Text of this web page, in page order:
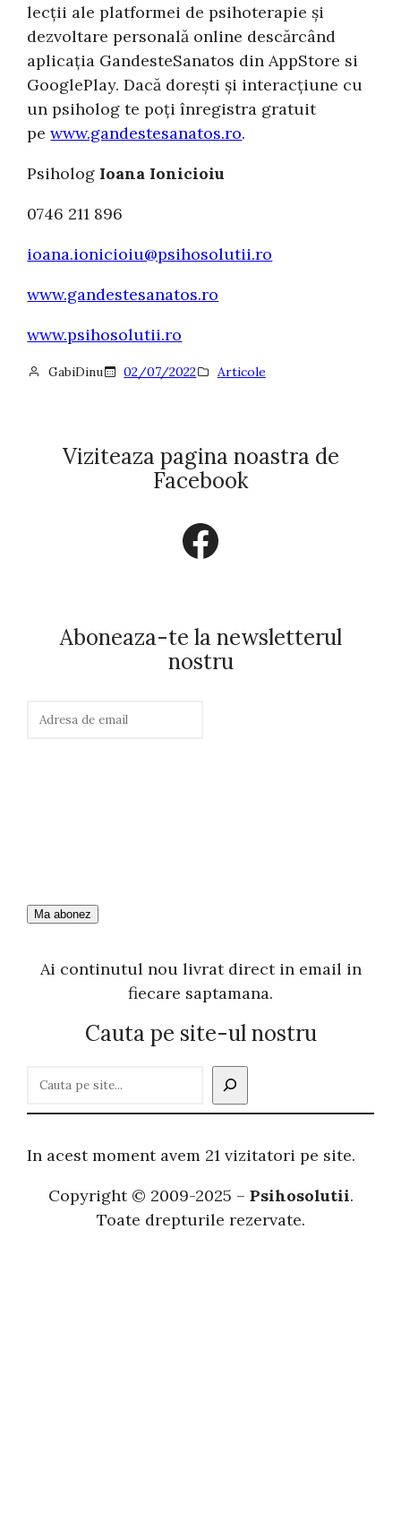
lecții ale platformei de psihoterapie și
dezvoltare personală online descărcând
aplicația GandesteSanatos din AppStore si
GooglePlay. Dacă dorești și interacțiune cu
un psiholog te poți înregistra gratuit
pewww.gandestesanatos.ro.
Psiholog Ioana Ionicioiu
0746 211 896
ioana.ionicioiu@psihosolutii.ro
www.gandestesanatos.ro
www.psihosolutii.ro
GabiDinu 02/07/2022 Articole
Viziteaza pagina noastra de
Facebook
Facebook
Aboneaza-te la newsletterul
nostru
Ai continutul nou livrat direct in email in
fiecare saptamana.
Cauta pe site-ul nostru
t
In acest moment avem 21 vizitatori pe site.
Copyright © 2009-2025 – Psihosolutii.
Toate drepturile rezervate.